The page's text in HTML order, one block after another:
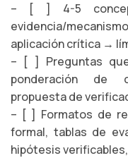
– [ ] 4-5
evidencia/
aplicación crítica →
– [ ] Preguntas
ponderación de
propuesta de
– [ ] Formatos de
formal, tablas de
hipótesis